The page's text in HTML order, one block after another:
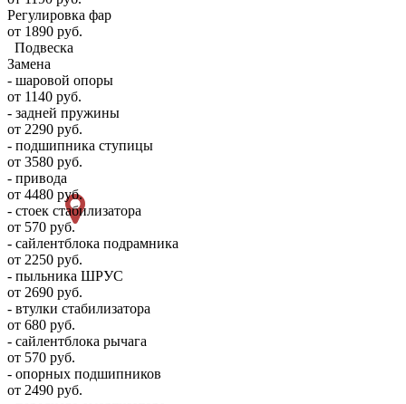
Регулировка фар
от 1890 руб.
Подвеска
Замена
- шаровой опоры
от 1140 руб.
- задней пружины
от 2290 руб.
- подшипника ступицы
от 3580 руб.
- привода
от 4480 руб.
- стоек стабилизатора
от 570 руб.
- сайлентблока подрамника
от 2250 руб.
- пыльника ШРУС
от 2690 руб.
- втулки стабилизатора
от 680 руб.
- сайлентблока рычага
от 570 руб.
- опорных подшипников
от 2490 руб.